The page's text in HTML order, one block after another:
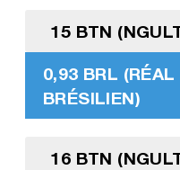
15 BTN
0,93 BRL (RÉAL
BRÉSILIEN)
16 BTN